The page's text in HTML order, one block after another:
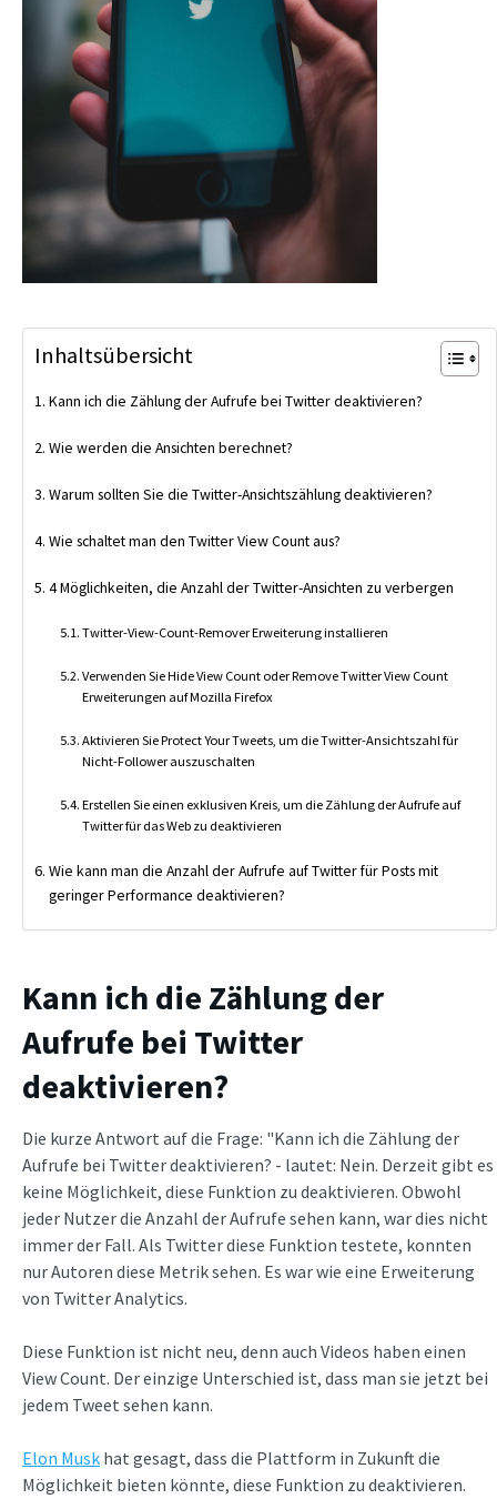
Inhaltsübersicht
Kann ich die Zählung der Aufrufe bei Twitter deaktivieren?
Wie werden die Ansichten berechnet?
Warum sollten Sie die Twitter-Ansichtszählung deaktivieren?
Wie schaltet man den Twitter View Count aus?
4 Möglichkeiten, die Anzahl der Twitter-Ansichten zu verbergen
Twitter-View-Count-Remover Erweiterung installieren
Verwenden Sie Hide View Count oder Remove Twitter View Count
Erweiterungen auf Mozilla Firefox
Aktivieren Sie Protect Your Tweets, um die Twitter-Ansichtszahl für
Nicht-Follower auszuschalten
Erstellen Sie einen exklusiven Kreis, um die Zählung der Aufrufe auf
Twitter für das Web zu deaktivieren
Wie kann man die Anzahl der Aufrufe auf Twitter für Posts mit
geringer Performance deaktivieren?
Kann ich die Zählung der
Aufrufe bei Twitter
deaktivieren?
Die kurze Antwort auf die Frage: "Kann ich die Zählung der
Aufrufe bei Twitter deaktivieren? - lautet: Nein. Derzeit gibt es
keine Möglichkeit, diese Funktion zu deaktivieren. Obwohl
jeder Nutzer die Anzahl der Aufrufe sehen kann, war dies nicht
immer der Fall. Als Twitter diese Funktion testete, konnten
nur Autoren diese Metrik sehen. Es war wie eine Erweiterung
von Twitter Analytics.
Diese Funktion ist nicht neu, denn auch Videos haben einen
View Count. Der einzige Unterschied ist, dass man sie jetzt bei
jedem Tweet sehen kann.
Elon Musk hat gesagt, dass die Plattform in Zukunft die
Möglichkeit bieten könnte, diese Funktion zu deaktivieren.